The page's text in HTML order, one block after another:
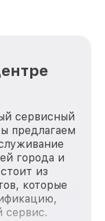
сервисный
предлагаем
города и
из
которые
сервис.